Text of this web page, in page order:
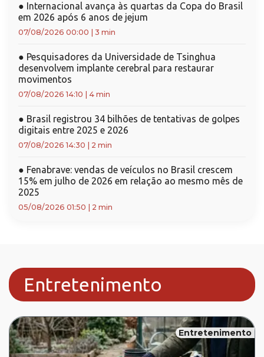
● Internacional avança às quartas da Copa do Brasil
em 2026 após 6 anos de jejum
07/08/2026 00:00 3 min
● Pesquisadores da Universidade de Tsinghua
desenvolvem implante cerebral para restaurar
movimentos
07/08/2026 14:10 4 min
● Brasil registrou 34 bilhões de tentativas de golpes
digitais entre 2025 e 2026
07/08/2026 14:30 2 min
● Fenabrave: vendas de veículos no Brasil crescem
15% em julho de 2026 em relação ao mesmo mês de
2025
05/08/2026 01:50 2 min
Entretenimento
Entretenimento